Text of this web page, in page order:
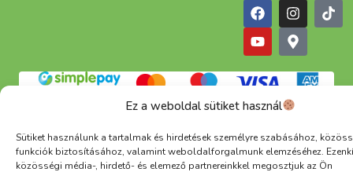
Ez a weboldal sütiket használ
Sütiket használunk a tartalmak és hirdetések személyre szabásához,
funkciók biztosításához, valamint weboldalforgalmunk elemzéséhez.
közösségi média-, hirdető- és elemező partnereinkkel megosztjuk az Ön
Adatkezelési tájékoztatóCookieÁSZF
Minden jog fenntartva